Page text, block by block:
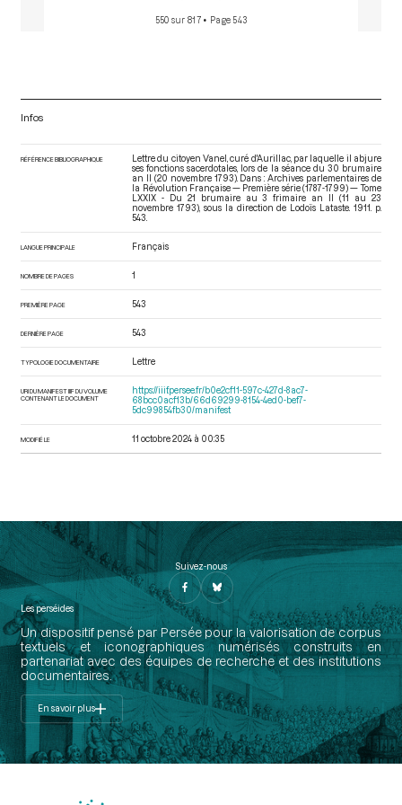
550 sur 817 • Page 543
Infos
RÉFÉRENCE BIBLIOGRAPHIQUE
Lettre du citoyen Vanel, curé d'Aurillac, par laquelle il abjure
ses fonctions sacerdotales, lors de la séance du 30 brumaire
an II (20 novembre 1793). Dans : Archives parlementaires de
la Révolution Française — Première série (1787-1799) — Tome
LXXIX - Du 21 brumaire au 3 frimaire an II (11 au 23
novembre 1793) , sous la direction de Lodoïs Lataste. 1911. p.
543.
LANGUE PRINCIPALE Français
NOMBRE DE PAGES 1
PREMIÈRE PAGE 543
DERNIÈRE PAGE 543
TYPOLOGIE DOCUMENTAIRE Lettre
URI DU MANIFEST IIIF DU VOLUME
CONTENANT LE DOCUMENT
https://iiif.persee.fr/b0e2cf11-597c-427d-8ac7-
68bcc0acf13b/66d69299-8154-4ed0-bef7-
5dc99854fb30/manifest
MODIFIÉ LE 11 octobre 2024 à 00:35
Suivez-nous
Les perséides
Un dispositif pensé par Persée pour la valorisation de corpus
textuels et iconographiques numérisés construits en
partenariat avec des équipes de recherche et des institutions
documentaires.
En savoir plus